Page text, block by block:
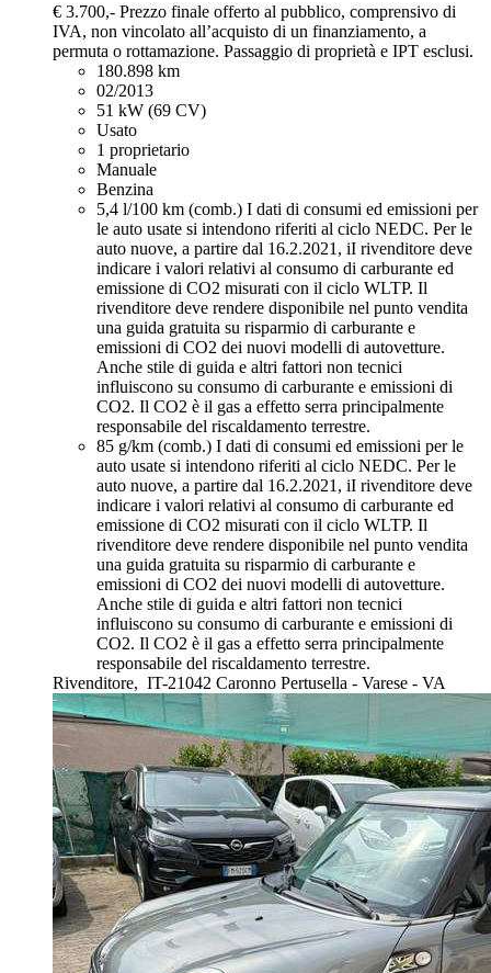
€ 3.700,- Prezzo finale offerto al pubblico, comprensivo di
IVA, non vincolato all’acquisto di un finanziamento, a
permuta o rottamazione. Passaggio di proprietà e IPT esclusi.
180.898 km
02/2013
51 kW (69 CV)
Usato
1 proprietario
Manuale
Benzina
5,4 l/100 km (comb.) I dati di consumi ed emissioni per
le auto usate si intendono riferiti al ciclo NEDC. Per le
auto nuove, a partire dal 16.2.2021, iI rivenditore deve
indicare i valori relativi al consumo di carburante ed
emissione di CO2 misurati con il ciclo WLTP. Il
rivenditore deve rendere disponibile nel punto vendita
una guida gratuita su risparmio di carburante e
emissioni di CO2 dei nuovi modelli di autovetture.
Anche stile di guida e altri fattori non tecnici
influiscono su consumo di carburante e emissioni di
CO2. Il CO2 è il gas a effetto serra principalmente
responsabile del riscaldamento terrestre.
85 g/km (comb.) I dati di consumi ed emissioni per le
auto usate si intendono riferiti al ciclo NEDC. Per le
auto nuove, a partire dal 16.2.2021, iI rivenditore deve
indicare i valori relativi al consumo di carburante ed
emissione di CO2 misurati con il ciclo WLTP. Il
rivenditore deve rendere disponibile nel punto vendita
una guida gratuita su risparmio di carburante e
emissioni di CO2 dei nuovi modelli di autovetture.
Anche stile di guida e altri fattori non tecnici
influiscono su consumo di carburante e emissioni di
CO2. Il CO2 è il gas a effetto serra principalmente
responsabile del riscaldamento terrestre.
Rivenditore, IT-21042 Caronno Pertusella - Varese - VA